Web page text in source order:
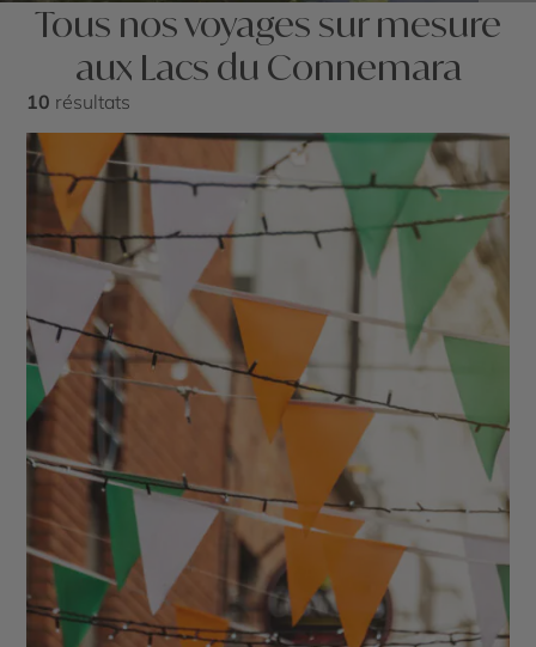
Tous nos voyages sur mesure
aux Lacs du Connemara
10 résultats